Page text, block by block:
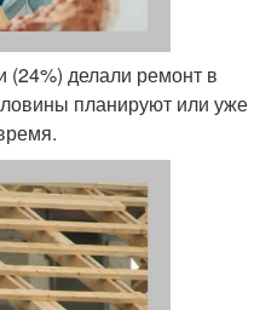
(24%) делали ремонт в
планируют или уже